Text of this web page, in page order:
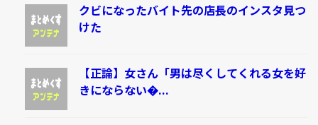
クビになったバイト先の店長のインスタ見つ
けた
【正論】女さん「男は尽くしてくれる女を好
きにならない�...